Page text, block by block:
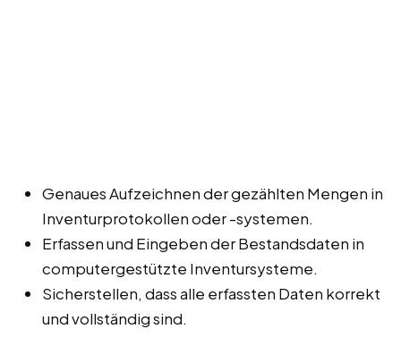
Genaues Aufzeichnen der gezählten Mengen in
Inventurprotokollen oder -systemen.
Erfassen und Eingeben der Bestandsdaten in
computergestützte Inventursysteme.
Sicherstellen, dass alle erfassten Daten korrekt
und vollständig sind.